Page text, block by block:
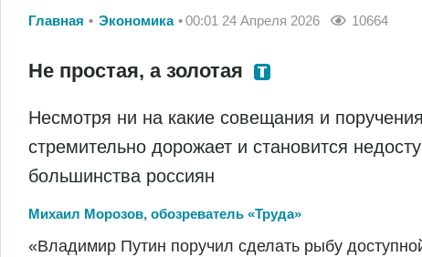
Главная Экономика 00:01 24 Апреля 2026 10664
Не простая, а золотая
Несмотря ни на какие совещания и
стремительно дорожает и становится
большинства россиян
Михаил Морозов, обозреватель «Труда»
«Владимир Путин поручил сделать рыбу